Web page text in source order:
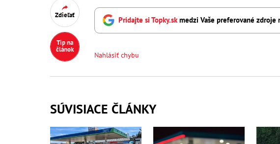
Zdieľať
Tip na
článok
Pridajte si Topky.skmedzi Vaše preferované zdroje
Nahlásiť chybu
SÚVISIACE ČLÁNKY